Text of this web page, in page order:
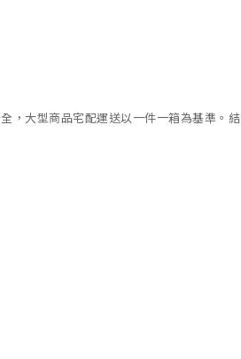
，大型商品宅配運送以一件一箱為基準。結